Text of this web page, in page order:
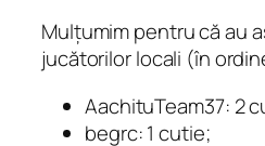
Mulțumim pentru că au
jucătorilor locali (în
AachituTeam37: 2
begrc: 1 cutie;